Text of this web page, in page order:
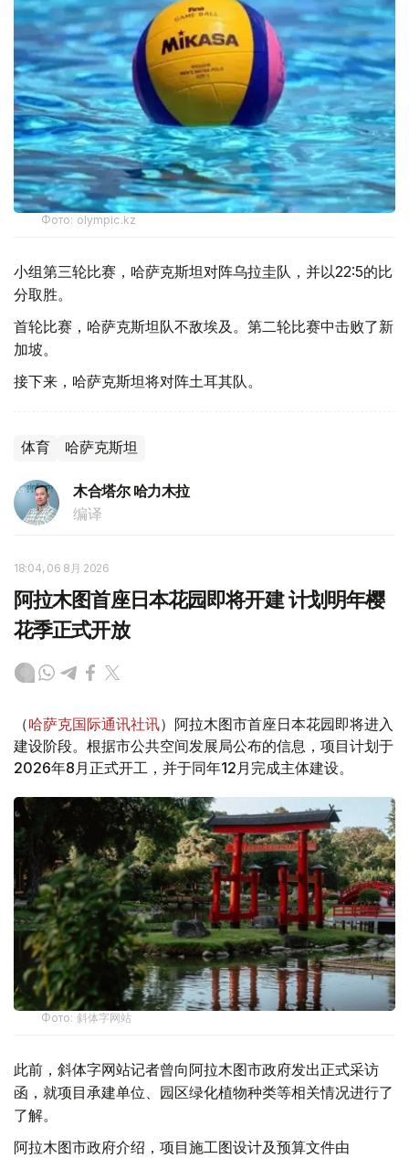
Фото: olympic.kz
小组第三轮比赛，哈萨克斯坦对阵乌拉圭队，并以22:5的比
分取胜。
首轮比赛，哈萨克斯坦队不敌埃及。第二轮比赛中击败了新
加坡。
接下来，哈萨克斯坦将对阵土耳其队。
体育 哈萨克斯坦
木合塔尔 哈力木拉
编译
18:04, 06 8月 2026
阿拉木图首座日本花园即将开建 计划明年樱
花季正式开放
（哈萨克国际通讯社讯）阿拉木图市首座日本花园即将进入
建设阶段。根据市公共空间发展局公布的信息，项目计划于
2026年8月正式开工，并于同年12月完成主体建设。
Фото: 斜体字网站
此前，斜体字网站记者曾向阿拉木图市政府发出正式采访
函，就项目承建单位、园区绿化植物种类等相关情况进行了
了解。
阿拉木图市政府介绍，项目施工图设计及预算文件由